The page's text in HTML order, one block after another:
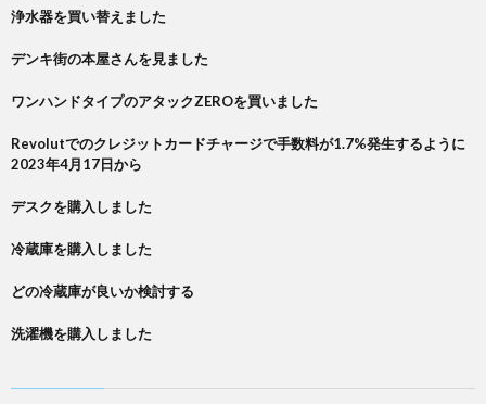
浄水器を買い替えました
デンキ街の本屋さんを見ました
ワンハンドタイプのアタックZEROを買いました
Revolutでのクレジットカードチャージで手数料が1.7%発生するように
2023年4月17日から
デスクを購入しました
冷蔵庫を購入しました
どの冷蔵庫が良いか検討する
洗濯機を購入しました